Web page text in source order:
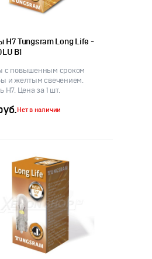
H7 Tungsram Long Life -
B1
с повышенным сроком
и желтым свечением.
H7. Цена за 1 шт.
Нет в наличии